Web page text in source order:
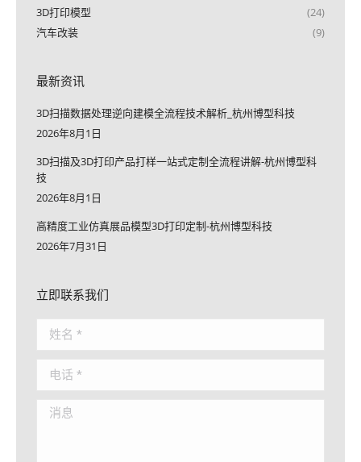
3D打印模型
(24)
汽车改装
(9)
最新资讯
3D扫描数据处理逆向建模全流程技术解析_杭州博型科技
2026年8月1日
3D扫描及3D打印产品打样一站式定制全流程讲解-杭州博型科
技
2026年8月1日
高精度工业仿真展品模型3D打印定制-杭州博型科技
2026年7月31日
立即联系我们
姓名 *
电话 *
消息